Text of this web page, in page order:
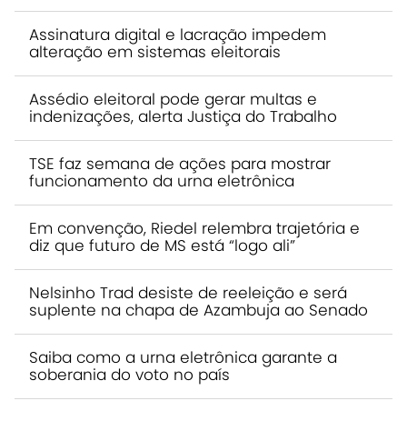
Assinatura digital e lacração impedem
alteração em sistemas eleitorais
Assédio eleitoral pode gerar multas e
indenizações, alerta Justiça do Trabalho
TSE faz semana de ações para mostrar
funcionamento da urna eletrônica
Em convenção, Riedel relembra trajetória e
diz que futuro de MS está “logo ali”
Nelsinho Trad desiste de reeleição e será
suplente na chapa de Azambuja ao Senado
Saiba como a urna eletrônica garante a
soberania do voto no país